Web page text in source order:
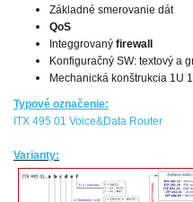
Základné smerovanie dát
QoS
Integgrovaný firewall
Konfiguračný SW: textový a
Mechanická konštrukcia 1U
Typové označenie:
ITX 495 01 Voice&Data Router
Varianty: